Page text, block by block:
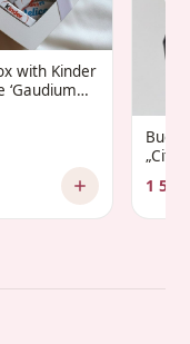
with Kinder
‘Gaudium
1